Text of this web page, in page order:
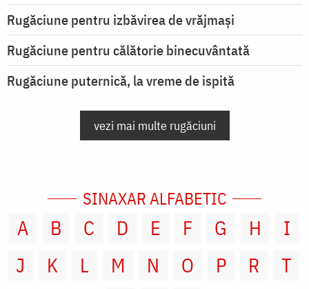
Rugăciune pentru izbăvirea de vrăjmași
Rugăciune pentru călătorie binecuvântată
Rugăciune puternică, la vreme de ispită
vezi mai multe rugăciuni
SINAXAR ALFABETIC
A B C D E F G H
I
J
K L M N O P R
T